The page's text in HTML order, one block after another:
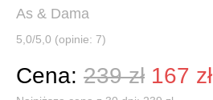
As & Dama
5,0/5,0 (opinie: 7)
Cena: 239 zł 167 zł